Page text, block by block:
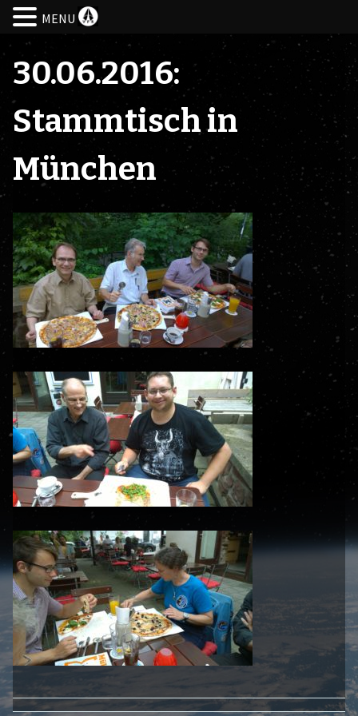
Skip
content
30.06.2016:
Stammtisch in
München
MENU